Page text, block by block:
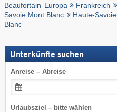
Beaufortain Europa Frankreich
Savoie Mont Blanc
Haute-Savoie
Blanc
Unterkünfte suchen
Anreise – Abreise
Urlaubsziel – bitte wählen